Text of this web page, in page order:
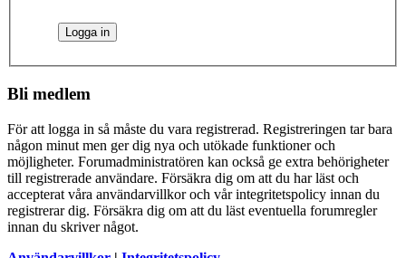
Bli medlem
För att logga in så måste du vara registrerad. Registreringen tar bara
någon minut men ger dig nya och utökade funktioner och
möjligheter. Forumadministratören kan också ge extra behörigheter
till registrerade användare. Försäkra dig om att du har läst och
accepterat våra användarvillkor och vår integritetspolicy innan du
registrerar dig. Försäkra dig om att du läst eventuella forumregler
innan du skriver något.